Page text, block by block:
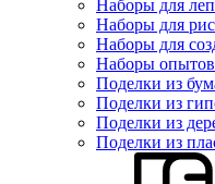
Наборы для
Наборы для
Наборы для
Наборы
Поделки из
Поделки из
Поделки из
Поделки из